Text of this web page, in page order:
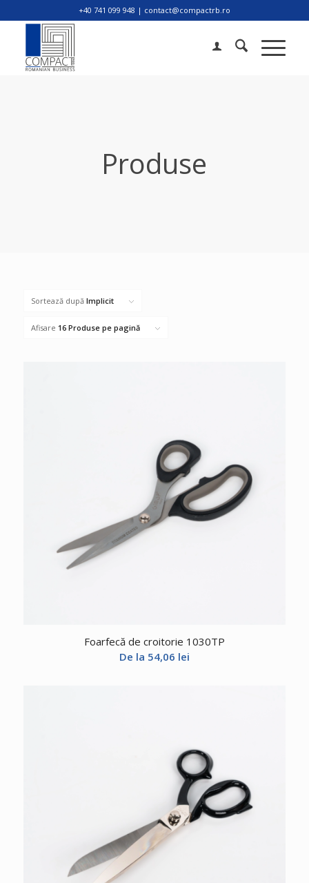
+40 741 099 948 | contact@compactrb.ro
Produse
Sortează după Implicit
Afisare 16 Produse pe pagină
Foarfecă de croitorie 1030TP
De la 54,06 lei